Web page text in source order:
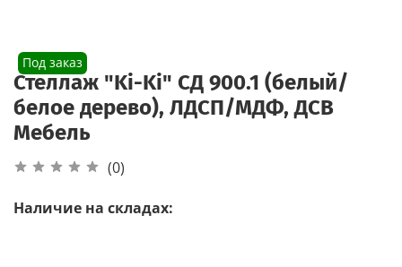
Под заказ
Стеллаж "Ki-Ki" СД 900.1 (белый/
белое дерево), ЛДСП/МДФ, ДСВ
Мебель
(0)
Наличие на складах: